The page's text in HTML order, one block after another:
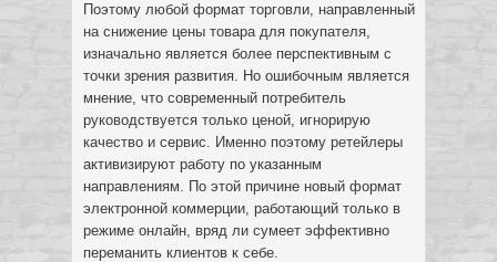
Поэтому любой формат торговли, направленный
на снижение цены товара для покупателя,
изначально является более перспективным с
точки зрения развития. Но ошибочным является
мнение, что современный потребитель
руководствуется только ценой, игнорирую
качество и сервис. Именно поэтому ретейлеры
активизируют работу по указанным
направлениям. По этой причине новый формат
электронной коммерции, работающий только в
режиме онлайн, вряд ли сумеет эффективно
переманить клиентов к себе.